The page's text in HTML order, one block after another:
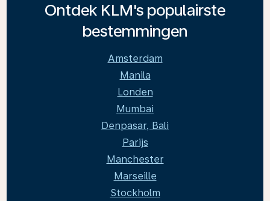
Ontdek KLM's populairste
bestemmingen
Amsterdam
Manila
Londen
Mumbai
Denpasar, Bali
Parijs
Manchester
Marseille
Stockholm